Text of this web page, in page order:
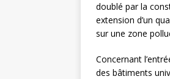
doublé par la
extension d’un
sur une zone
Concernant
des bâtiments